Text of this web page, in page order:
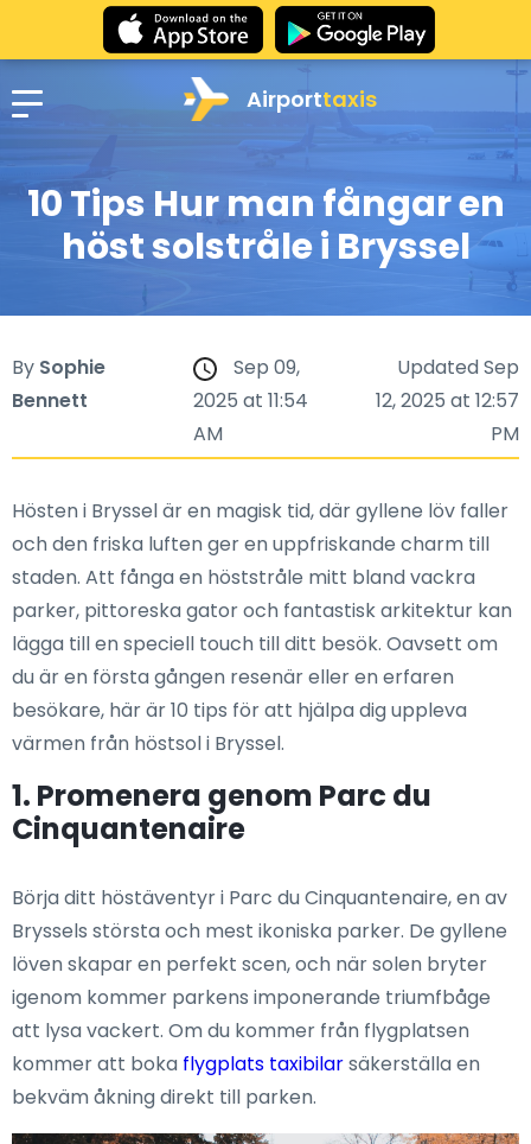
Airporttaxis
10 Tips Hur man fångar en
höst solstråle i Bryssel
By Sophie
Bennett
Sep 09,
2025 at 11:54
AM
Updated Sep
12, 2025 at 12:57
PM
Hösten i Bryssel är en magisk tid, där gyllene löv faller
och den friska luften ger en uppfriskande charm till
staden. Att fånga en höststråle mitt bland vackra
parker, pittoreska gator och fantastisk arkitektur kan
lägga till en speciell touch till ditt besök. Oavsett om
du är en första gången resenär eller en erfaren
besökare, här är 10 tips för att hjälpa dig uppleva
värmen från höstsol i Bryssel.
1. Promenera genom Parc du
Cinquantenaire
Börja ditt höstäventyr i Parc du Cinquantenaire, en av
Bryssels största och mest ikoniska parker. De gyllene
löven skapar en perfekt scen, och när solen bryter
igenom kommer parkens imponerande triumfbåge
att lysa vackert. Om du kommer från flygplatsen
kommer att boka flygplats taxibilarsäkerställa en
bekväm åkning direkt till parken.